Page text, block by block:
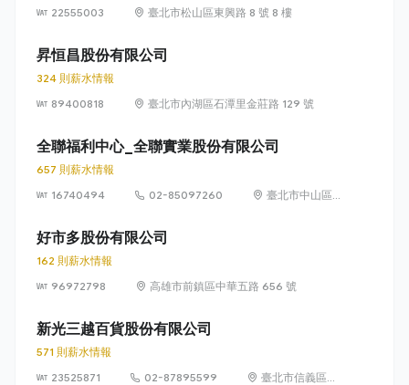
22555003
臺北市松山區東興路 8 號 8 樓
昇恒昌股份有限公司
324 則薪水情報
89400818
臺北市內湖區石潭里金莊路 129 號
全聯福利中心_全聯實業股份有限公司
657 則薪水情報
16740494
02-85097260
臺北市中山區敬
好市多股份有限公司
162 則薪水情報
96972798
高雄市前鎮區中華五路 656 號
新光三越百貨股份有限公司
571 則薪水情報
23525871
02-87895599
臺北市信義區松